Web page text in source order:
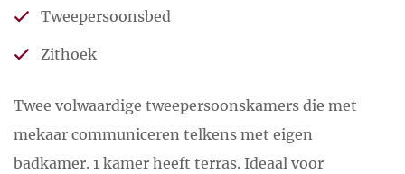
Tweepersoonsbed
Zithoek
Twee volwaardige tweepersoonskamers die met
mekaar communiceren telkens met eigen
badkamer. 1 kamer heeft terras. Ideaal voor